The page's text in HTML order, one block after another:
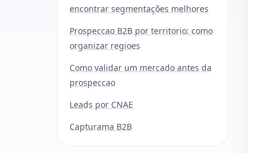
encontrar segmentações melhores
Prospeccao B2B por territorio: como
organizar regioes
Como validar um mercado antes da
prospeccao
Leads por CNAE
Capturama B2B